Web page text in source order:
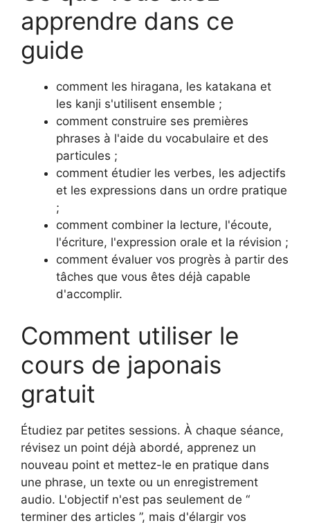
apprendre dans ce
guide
comment les hiragana, les katakana et
les kanji s'utilisent ensemble ;
comment construire ses premières
phrases à l'aide du vocabulaire et des
particules ;
comment étudier les verbes, les adjectifs
et les expressions dans un ordre pratique
;
comment combiner la lecture, l'écoute,
l'écriture, l'expression orale et la révision ;
comment évaluer vos progrès à partir des
tâches que vous êtes déjà capable
d'accomplir.
Comment utiliser le
cours de japonais
gratuit
Étudiez par petites sessions. À chaque séance,
révisez un point déjà abordé, apprenez un
nouveau point et mettez-le en pratique dans
une phrase, un texte ou un enregistrement
audio. L'objectif n'est pas seulement de “
terminer des articles ”, mais d'élargir vos